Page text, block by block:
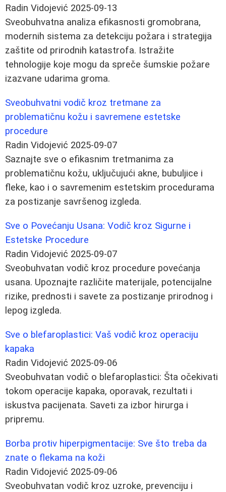
Radin Vidojević 2025-09-13
Sveobuhvatna analiza efikasnosti gromobrana,
modernih sistema za detekciju požara i strategija
zaštite od prirodnih katastrofa. Istražite
tehnologije koje mogu da spreče šumskie požare
izazvane udarima groma.
Sveobuhvatni vodič kroz tretmane za
problematičnu kožu i savremene estetske
procedure
Radin Vidojević 2025-09-07
Saznajte sve o efikasnim tretmanima za
problematičnu kožu, uključujući akne, bubuljice i
fleke, kao i o savremenim estetskim procedurama
za postizanje savršenog izgleda.
Sve o Povećanju Usana: Vodič kroz Sigurne i
Estetske Procedure
Radin Vidojević 2025-09-07
Sveobuhvatan vodič kroz procedure povećanja
usana. Upoznajte različite materijale, potencijalne
rizike, prednosti i savete za postizanje prirodnog i
lepog izgleda.
Sve o blefaroplastici: Vaš vodič kroz operaciju
kapaka
Radin Vidojević 2025-09-06
Sveobuhvatan vodič o blefaroplastici: Šta očekivati
tokom operacije kapaka, oporavak, rezultati i
iskustva pacijenata. Saveti za izbor hirurga i
pripremu.
Borba protiv hiperpigmentacije: Sve što treba da
znate o flekama na koži
Radin Vidojević 2025-09-06
Sveobuhvatan vodič kroz uzroke, prevenciju i